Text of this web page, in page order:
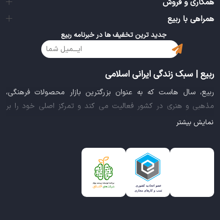
خودتان هم برای زینت بخشی به وسیله نقلیه تان حتما از میان زیباترین
ها، انتخاب کنید.
همکاری و فروش
همراهی با ربیع
جدید ترین تخفیف ها در خبرنامه ربیع
ربیع | سبک زندگی ایرانی اسلامی
ربیع، سال هاست که به عنوان بزرگترین بازار محصولات فرهنگی،
مذهبی و هنری در کشور فعالیت می کند و تمرکز اصلی خود را بر
سبک زندگی ایرانی اسلامی قرار داده است. این بازار مجموعه کاملی از
شما را برای خرید اینترنتی کالاهای فرهنگی، مذهبی و هنری برآورده
ایده خلاقانه عرضه محصولات فرهنگی در بستر اینترنت باعث شد تا
ربیع، علاوه بر داشتن نماد اعتماد الکترونیکی و مجوز سازمان صنفی
نمایش بیشتر